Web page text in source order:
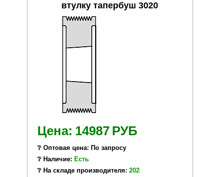
втулку тапербуш 3020
Цена: 14987 РУБ
❔ Оптовая цена: По запросу
❔ Наличие: Есть
❔ На складе производителя: 202